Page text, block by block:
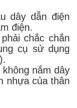
dẫn điện
điện.
chắc chắn
cụ sử dụng
nắm dây
nhựa của thân